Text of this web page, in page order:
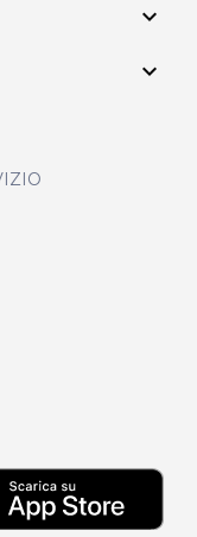
expand_more
expand_more